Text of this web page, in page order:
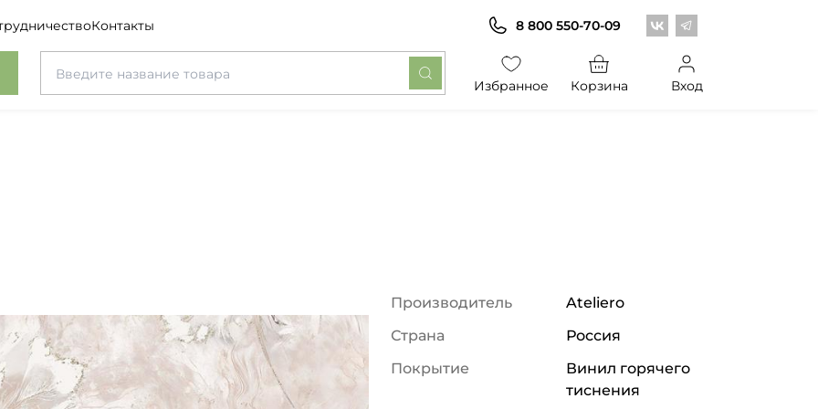
Контакты Центр обоев во
Центр обоев в
8 800 550-70-09
Избранное Корзина Вход
Производитель
Ateliero
Страна
Россия
Покрытие
Винил горячего
тиснения